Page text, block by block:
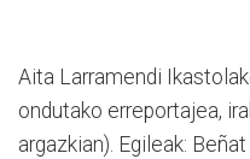
Aita Larramendi
ondutako erreportajea,
argazkian). Egileak: